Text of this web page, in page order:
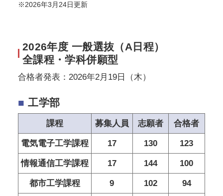
※2026年3月24日更新
2026年度 一般選抜（A日程）
全課程・学科併願型
合格者発表：2026年2月19日（木）
■ 工学部
課程 募集人員 志願者 合格者
電気電子工学課程 17 130 123
情報通信工学課程 17 144 100
都市工学課程 9 102 94